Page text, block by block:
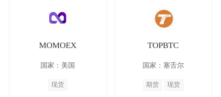
MOMOEX
国家：美国
现货
TOPBTC
国家：塞舌尔
期货 现货